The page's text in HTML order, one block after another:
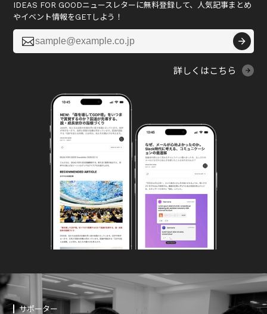
IDEAS FOR GOODニュースレターに無料登録して、人気記事まとめ
やイベント情報をGETしよう！

詳しくはこちら
サポーター